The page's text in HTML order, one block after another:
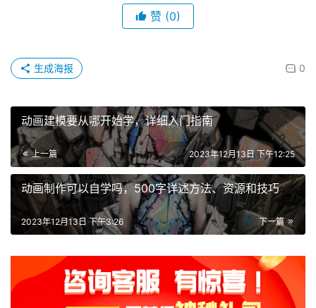
赞 (0)
0
生成海报
动画建模要从哪开始学，详细入门指南
上一篇 2023年12月13日 下午12:25
动画制作可以自学吗，500字详述方法、资源和技巧
下一篇
2023年12月13日 下午3:26